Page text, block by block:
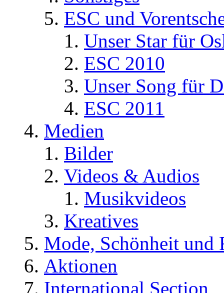
ESC und
Unser Star für
ESC 2010
Unser Song für
ESC 2011
Medien
Bilder
Videos & Audios
Musikvideos
Kreatives
Mode, Schönheit und
Aktionen
International Section